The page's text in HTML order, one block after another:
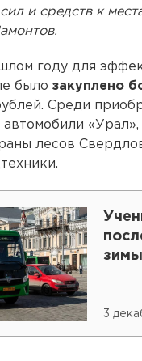
и средств к
году для
было закуплено
Среди
«Урал»,
лесов
3